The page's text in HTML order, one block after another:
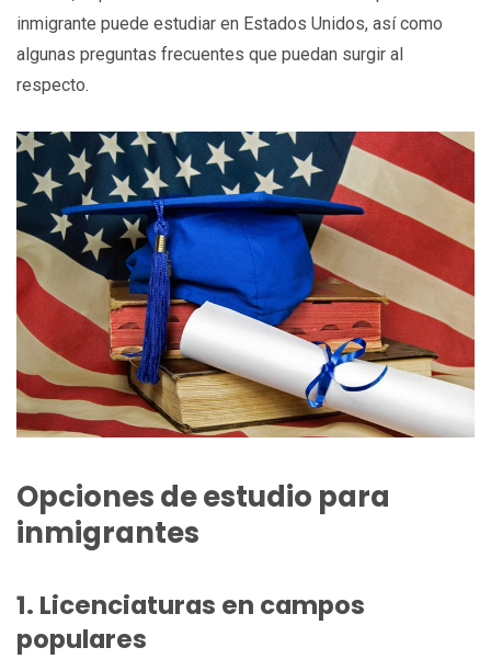
inmigrante puede estudiar en Estados Unidos, así como
algunas preguntas frecuentes que puedan surgir al
respecto.
Opciones de estudio para
inmigrantes
1. Licenciaturas en campos
populares